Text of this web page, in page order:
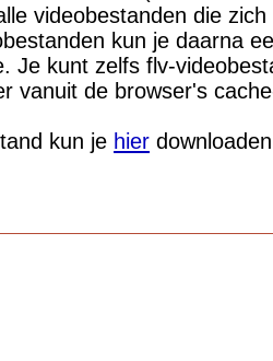
videobestanden die
kun je daarna
Je kunt zelfs flv-
vanuit de browser's
kun je hier